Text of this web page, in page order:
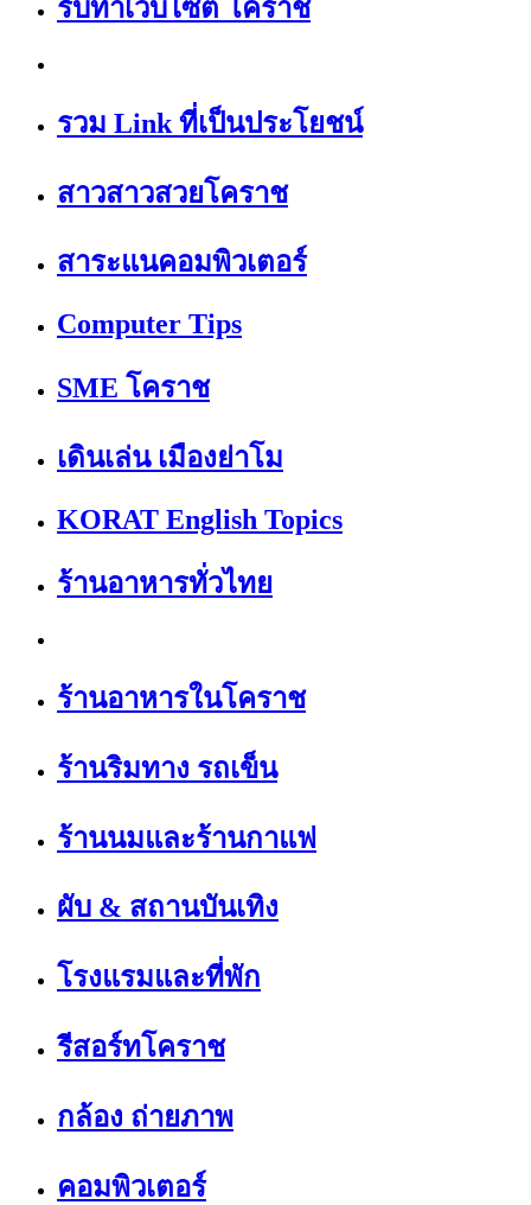
รับทำเว็บไซต์ โคราช
รวม Link ที่เป็นประโยชน์
สาวสาวสวยโคราช
สาระแนคอมพิวเตอร์
Computer Tips
SME โคราช
เดินเล่น เมืองย่าโม
KORAT English Topics
ร้านอาหารทั่วไทย
ร้านอาหารในโคราช
ร้านริมทาง รถเข็น
ร้านนมและร้านกาแฟ
ผับ & สถานบันเทิง
โรงแรมและที่พัก
รีสอร์ทโคราช
กล้อง ถ่ายภาพ
คอมพิวเตอร์